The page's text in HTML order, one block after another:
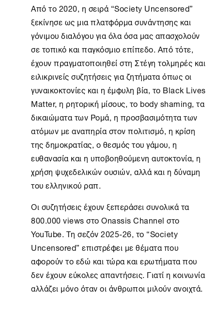
Από το 2020, η σειρά “Society Uncensored”
ξεκίνησε ως μια πλατφόρμα συνάντησης και
γόνιμου διαλόγου για όλα όσα μας απασχολούν
σε τοπικό και παγκόσμιο επίπεδο. Από τότε,
έχουν πραγματοποιηθεί στη Στέγη τολμηρές και
ειλικρινείς συζητήσεις για ζητήματα όπως οι
γυναικοκτονίες και η έμφυλη βία, το Black Lives
Matter, η ρητορική μίσους, το body shaming, τα
δικαιώματα των Ρομά, η προσβασιμότητα των
ατόμων με αναπηρία στον πολιτισμό, η κρίση
της δημοκρατίας, ο θεσμός του γάμου, η
ευθανασία και η υποβοηθούμενη αυτοκτονία, η
χρήση ψυχεδελικών ουσιών, αλλά και η δύναμη
του ελληνικού ραπ.
Οι συζητήσεις έχουν ξεπεράσει συνολικά τα
800.000 views στοOnassis Channel στο
YouTube. Τη σεζόν 2025-26, το “Society
Uncensored” επιστρέφει με θέματα που
αφορούν το εδώ και τώρα και ερωτήματα που
δεν έχουν εύκολες απαντήσεις. Γιατί η κοινωνία
αλλάζει μόνο όταν οι άνθρωποι μιλούν ανοιχτά.